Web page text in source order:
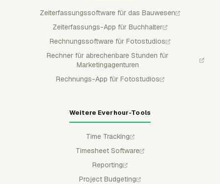
Zeiterfassungssoftware für das Bauwesen
Zeiterfassungs-App für Buchhalter
Rechnungssoftware für Fotostudios
Rechner für abrechenbare Stunden für
Marketingagenturen
Rechnungs-App für Fotostudios
Weitere Everhour-Tools
Time Tracking
Timesheet Software
Reporting
Project Budgeting